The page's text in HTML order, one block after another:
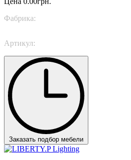
Фабрика:
Артикул:
Заказать подбор мебели